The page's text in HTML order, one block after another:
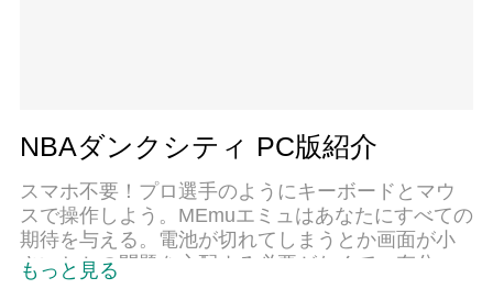
NBAダンクシティ PC版紹介
スマホ不要！プロ選手のようにキーボードとマウ
スで操作しよう。MEmuエミュはあなたにすべての
期待を与える。電池が切れてしまうとか画面が小
さいとかの問題を心配する必要がなくて、存分
もっと見る